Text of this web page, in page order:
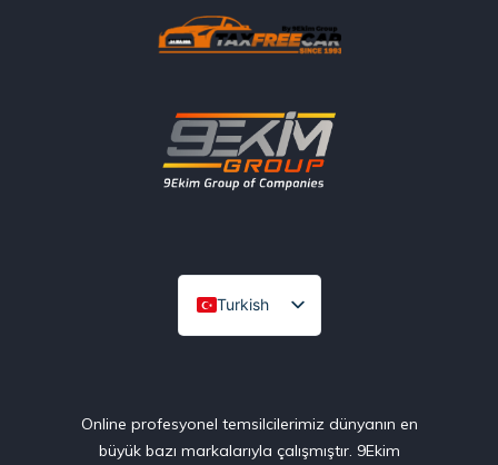
Turkish
English
Online profesyonel temsilcilerimiz dünyanın en
büyük bazı markalarıyla çalışmıştır. 9Ekim